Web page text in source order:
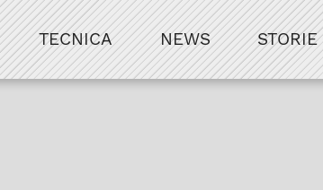
TECNICA NEWS STORIE